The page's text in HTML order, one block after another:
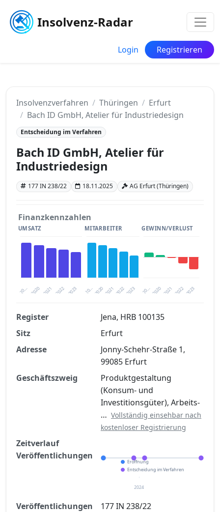
Insolvenz-Radar
Login Registrieren
Insolvenzverfahren Thüringen
Erfurt
Bach ID GmbH, Atelier für Industriedesign
Entscheidung im Verfahren
Bach ID GmbH, Atelier für
Industriedesign
177 IN 238/22 18.11.2025 AG Erfurt (Thüringen)
Finanzkennzahlen
UMSATZ
20… 2021 2023
2020 2022
MITARBEITER
20… 2021 2023
2020 2022
GEWINN/VERLUST
20… 2021 2023
2020 2022
Finanzkennzahlen nach kostenloser
Registrierung verfügbar
Jetzt kostenlos registrieren
Register
Jena, HRB 100135
Sitz
Erfurt
Adresse
Jonny-Schehr-Straße 1,
99085 Erfurt
Geschäftszweig
Produktgestaltung
(Konsum- und
Investitionsgüter), Arbeits-
… Vollständig einsehbar nach
kostenloser Registrierung
Zeitverlauf
Veröffentlichungen
Eröffnung
Entscheidung im Verfahren
2024
Veröffentlichungen 177 IN 238/22